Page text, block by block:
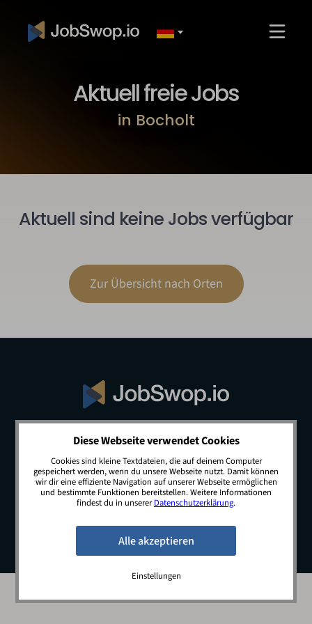
Aktuell freie Jobs
in Bocholt
Aktuell sind keine Jobs verfügbar
Zur Übersicht nach Orten
© 2026 JobSwop.io · All rights reserved.
Blog Jobs Newsletter
Kontakt
Preise
Impressum Datenschutz
Diese Webseite verwendet Cookies
Cookies sind kleine Textdateien, die auf deinem Computer
gespeichert werden, wenn du unsere Webseite nutzt. Damit können
wir dir eine effiziente Navigation auf unserer Webseite ermöglichen
und bestimmte Funktionen bereitstellen. Weitere Informationen
findest du in unsererDatenschutzerklärung.
Einstellungen